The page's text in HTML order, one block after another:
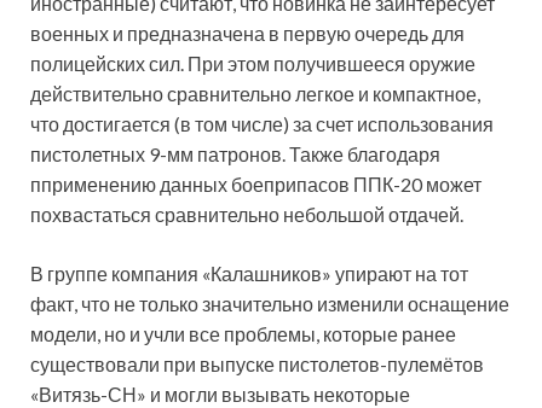
военных и предназначена в первую очередь для
полицейских сил. При этом получившееся оружие
действительно сравнительно легкое и компактное,
что достигается (в том числе) за счет использования
пистолетных 9-мм патронов. Также благодаря
пприменению данных боеприпасов ППК-20 может
похвастаться сравнительно небольшой отдачей.
В группе компания «Калашников» упирают на тот
факт, что не только значительно изменили оснащение
модели, но и учли все проблемы, которые ранее
существовали при выпуске пистолетов-пулемётов
«Витязь-СН» и могли вызывать некоторые